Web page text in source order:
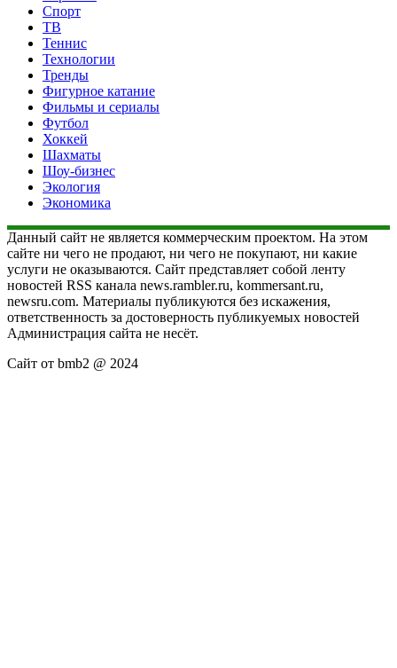
Спорт
ТВ
Теннис
Технологии
Тренды
Фигурное катание
Фильмы и сериалы
Футбол
Хоккей
Шахматы
Шоу-бизнес
Экология
Экономика
Данный сайт не является коммерческим проектом. На этом
сайте ни чего не продают, ни чего не покупают, ни какие
услуги не оказываются. Сайт представляет собой ленту
новостей RSS канала news.rambler.ru, kommersant.ru,
newsru.com. Материалы публикуются без искажения,
ответственность за достоверность публикуемых новостей
Администрация сайта не несёт.
Сайт от bmb2 @ 2024